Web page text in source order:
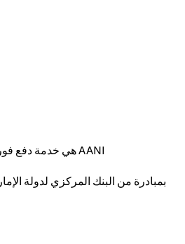
AANI هي خدمة دفع فورية طورتها شركة Al Etihad Payments، وتتيح تحويل الأموال بأمان باستخدام أرقام الهاتف المحمول أو عناوين البريد الإلكتروني أو رموز الاستجابة السريعة.